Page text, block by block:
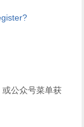
公众号菜单获